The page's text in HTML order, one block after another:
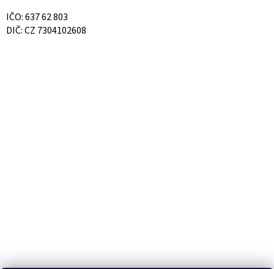
IČO: 637 62 803
DIČ: CZ 7304102608